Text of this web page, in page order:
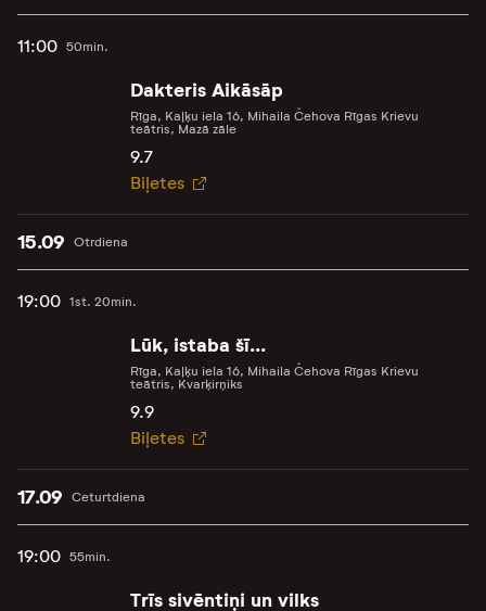
11:00 50min.
Dakteris Aikāsāp
Rīga, Kaļķu iela 16, Mihaila Čehova Rīgas Krievu
teātris, Mazā zāle
9.7
Biļetes
Otrdiena
15.09
19:00 1st. 20min.
Lūk, istaba šī...
Rīga, Kaļķu iela 16, Mihaila Čehova Rīgas Krievu
teātris, Kvarķirņiks
9.9
Biļetes
Ceturtdiena
17.09
19:00 55min.
Trīs sivēntiņi un vilks